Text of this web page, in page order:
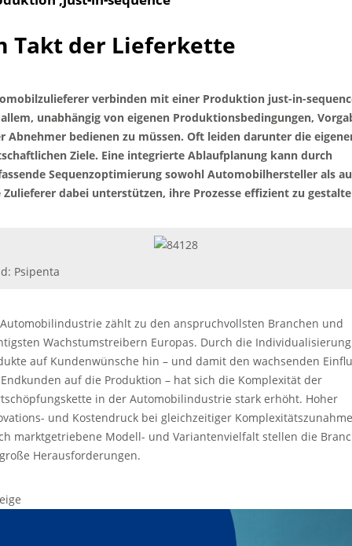
Takt der Lieferkette
verbinden mit einer Produktion just-in-
unabhängig von eigenen Produktionsbedingungen,
Abnehmer bedienen zu müssen. Oft leiden darunter die
Ziele. Eine integrierte Ablaufplanung kann durch
Sequenzoptimierung sowohl Automobilhersteller als
Zulieferer dabei unterstützen, ihre Prozesse effizient zu
Psipenta
zählt zu den anspruchvollsten Branchen und
Wachstumstreibern Europas. Durch die
auf Kundenwünsche hin – und damit den wachsenden
auf die Produktion – hat sich die Komplexität der
in der Automobilindustrie stark erhöht. Hoher
und Kostendruck bei gleichzeitiger Komplexitätszunahme
marktgetriebene Modell- und Variantenvielfalt stellen die
Herausforderungen.